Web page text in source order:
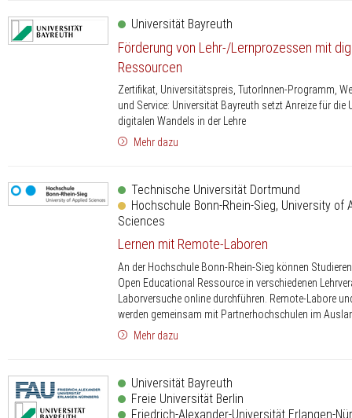
Universität Bayreuth
Förderung von Lehr-/Lernprozessen mit
Ressourcen
Zertifikat, Universitätspreis, TutorInnen-Programm,
und Service: Universität Bayreuth setzt Anreize für die
digitalen Wandels in der Lehre
Mehr dazu
Technische Universität Dortmund
Hochschule Bonn-Rhein-Sieg, University of
Sciences
Lernen mit Remote-Laboren
An der Hochschule Bonn-Rhein-Sieg können
Open Educational Ressource in verschiedenen
Laborversuche online durchführen. Remote-Labore
werden gemeinsam mit Partnerhochschulen im
Mehr dazu
Universität Bayreuth
Freie Universität Berlin
Friedrich-Alexander-Universität Erlangen-